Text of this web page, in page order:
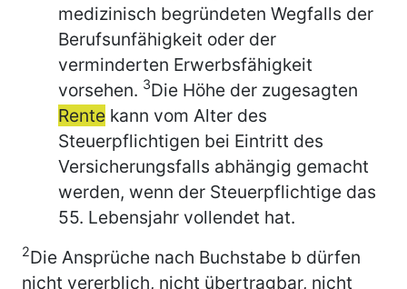
medizinisch begründeten Wegfalls der
Berufsunfähigkeit oder der
verminderten Erwerbsfähigkeit
vorsehen. 3Die Höhe der zugesagten
Rente kann vom Alter des
Steuerpflichtigen bei Eintritt des
Versicherungsfalls abhängig gemacht
werden, wenn der Steuerpflichtige das
55. Lebensjahr vollendet hat.
2Die Ansprüche nach Buchstabe b dürfen
nicht vererblich, nicht übertragbar, nicht